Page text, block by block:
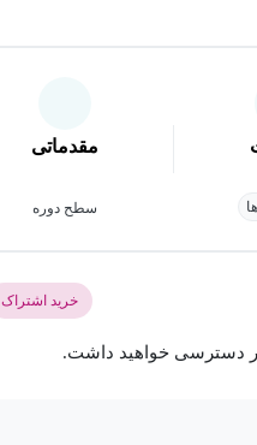
مقدماتی
سطح دوره
خرید اشتراک